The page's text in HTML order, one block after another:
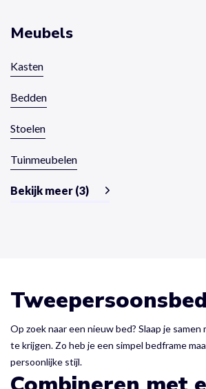
Meubels
Kasten
Bedden
Stoelen
Tuinmeubelen
Bekijk meer (3)
Op zoek naar een nieuw bed? Slaap je
te krijgen. Zo heb je een simpel bedframe
persoonlijke stijl.